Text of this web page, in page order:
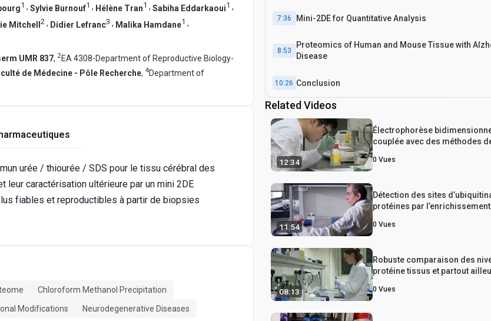
1 , Sylvie Burnouf1 , Hélène Tran1 , Sabiha Eddarkaoui1 ,
Mitchell2 , Didier Lefranc3 , Malika Hamdane1 ,
UMR 837, 2EA 4308-Department of Reproductive Biology-
de Médecine - Pôle Recherche, 4Department of
urée / thiourée / SDS pour le tissu cérébral des
leur caractérisation ultérieure par un mini 2DE
fiables et reproductibles à partir de biopsies
Chloroform Methanol Precipitation
Modifications Neurodegenerative Diseases
7:36 Mini-2DE for Quantitative Analysis
8:53
Proteomics of Human and Mouse Tissue with
Disease
10:26 Conclusion
Related Videos
12:34
Électrophorèse
couplée avec des méthodes
spectrométrie de masse pour
du protéome de tissus
0 Vues
11:54
Détection des sites
protéines par
et la spectrométrie de masse
0 Vues
08:13
Robuste comparaison des
protéine tissus et partout
développement aide à
occidental quantitatives
0 Vues